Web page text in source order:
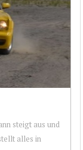
steigt aus und
alles in